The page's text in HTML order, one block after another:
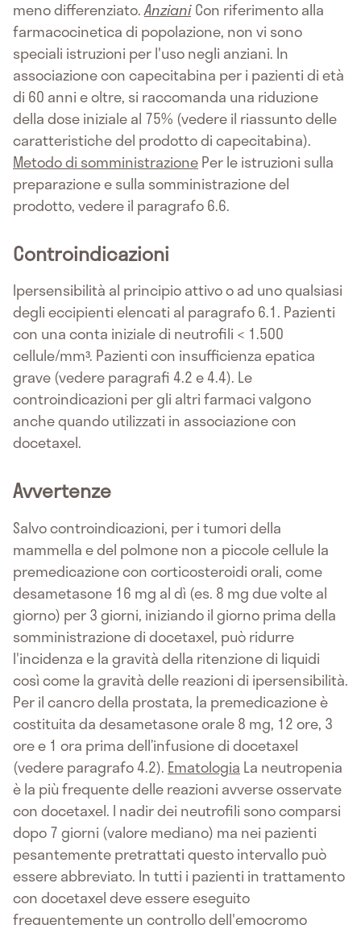
meno differenziato.Anziani Con riferimento alla
farmacocinetica di popolazione, non vi sono
speciali istruzioni per l'uso negli anziani. In
associazione con capecitabina per i pazienti di età
di 60 anni e oltre, si raccomanda una riduzione
della dose iniziale al 75% (vedere il riassunto delle
caratteristiche del prodotto di capecitabina).
Metodo di somministrazionePer le istruzioni sulla
preparazione e sulla somministrazione del
prodotto, vedere il paragrafo 6.6.
Controindicazioni
Ipersensibilità al principio attivo o ad uno qualsiasi
degli eccipienti elencati al paragrafo 6.1. Pazienti
con una conta iniziale di neutrofili < 1.500
cellule/mm³. Pazienti con insufficienza epatica
grave (vedere paragrafi 4.2 e 4.4). Le
controindicazioni per gli altri farmaci valgono
anche quando utilizzati in associazione con
docetaxel.
Avvertenze
Salvo controindicazioni, per i tumori della
mammella e del polmone non a piccole cellule la
premedicazione con corticosteroidi orali, come
desametasone 16 mg al dì (es. 8 mg due volte al
giorno) per 3 giorni, iniziando il giorno prima della
somministrazione di docetaxel, può ridurre
l'incidenza e la gravità della ritenzione di liquidi
così come la gravità delle reazioni di ipersensibilità.
Per il cancro della prostata, la premedicazione è
costituita da desametasone orale 8 mg, 12 ore, 3
ore e 1 ora prima dell’infusione di docetaxel
(vedere paragrafo 4.2). Ematologia La neutropenia
è la più frequente delle reazioni avverse osservate
con docetaxel. I nadir dei neutrofili sono comparsi
dopo 7 giorni (valore mediano) ma nei pazienti
pesantemente pretrattati questo intervallo può
essere abbreviato. In tutti i pazienti in trattamento
con docetaxel deve essere eseguito
frequentemente un controllo dell'emocromo